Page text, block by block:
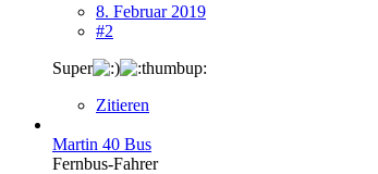
8. Februar 2019
#2
Super
Zitieren
Martin 40 Bus
Fernbus-Fahrer